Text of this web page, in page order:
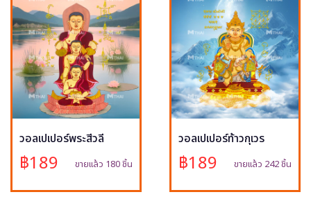
วอลเปเปอร์พระสีวลี
฿189 ขายแล้ว 180 ชิ้น
วอลเปเปอร์ท้าวกุเวร
฿189 ขายแล้ว 242 ชิ้น